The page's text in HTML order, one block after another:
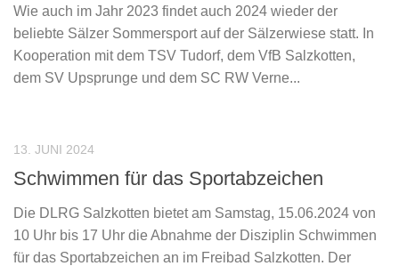
Wie auch im Jahr 2023 findet auch 2024 wieder der
beliebte Sälzer Sommersport auf der Sälzerwiese statt. In
Kooperation mit dem TSV Tudorf, dem VfB Salzkotten,
dem SV Upsprunge und dem SC RW Verne...
13. JUNI 2024
Schwimmen für das Sportabzeichen
Die DLRG Salzkotten bietet am Samstag, 15.06.2024 von
10 Uhr bis 17 Uhr die Abnahme der Disziplin Schwimmen
für das Sportabzeichen an im Freibad Salzkotten. Der